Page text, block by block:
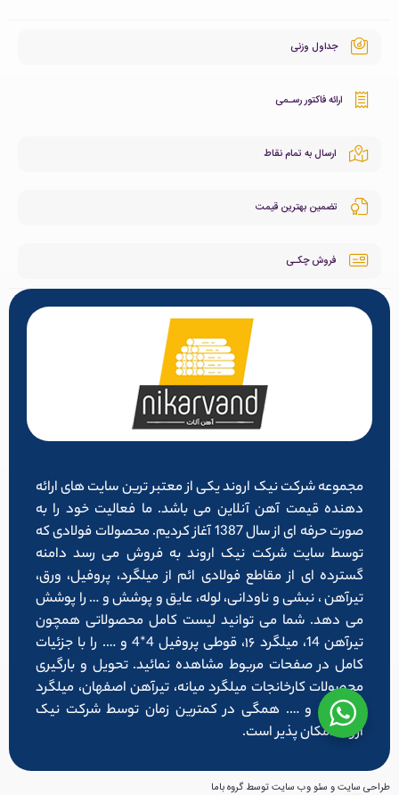
جداول وزنی
ارائه فاکتور رسـمی
ارسال به تمام نقاط
تضمین بهترین قیمت
فروش چکـی
مجموعه شرکت نیک اروند یکی از معتبر ترین سایت های ارائه
دهنده قیمت آهن آنلاین می باشد. ما فعالیت خود را به
صورت حرفه ای از سال 1387 آغاز کردیم. محصولات فولادی که
توسط سایت شرکت نیک اروند به فروش می رسد دامنه
گسترده ای از مقاطع فولادی ائم از میلگرد، پروفیل، ورق،
تیرآهن ، نبشی و ناودانی، لوله، عایق و پوشش و … را پوشش
می دهد. شما می توانید لیست کامل محصولاتی همچون
تیرآهن 14، میلگرد ۱۶، قوطی پروفیل 4*4 و …. را با جزئیات
کامل در صفحات مربوط مشاهده نمائید. تحویل و بارگیری
محصولات کارخانجات میلگرد میانه، تیرآهن اصفهان، میلگرد
شاهرود و …. همگی در کمترین زمان توسط شرکت نیک
اروند امکان پذیر است.
طراحی سایت و سئو وب سایت توسط گروه باما